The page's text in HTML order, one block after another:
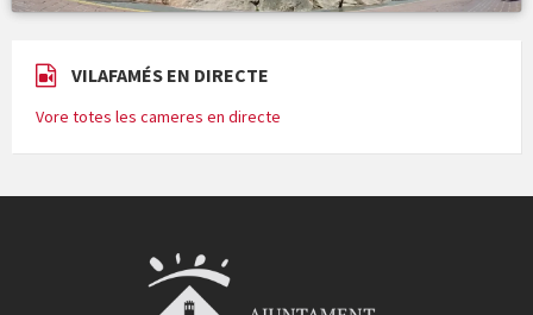
VILAFAMÉS EN DIRECTE
Vore totes les cameres en directe